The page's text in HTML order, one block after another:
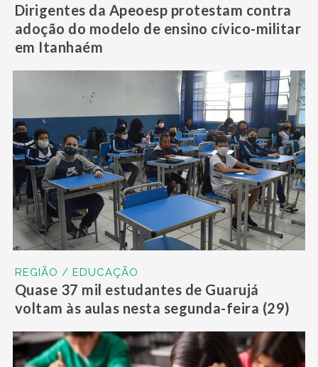
Dirigentes da Apeoesp protestam contra
adoção do modelo de ensino cívico-militar
em Itanhaém
REGIÃO / EDUCAÇÃO
Quase 37 mil estudantes de Guarujá
voltam às aulas nesta segunda-feira (29)